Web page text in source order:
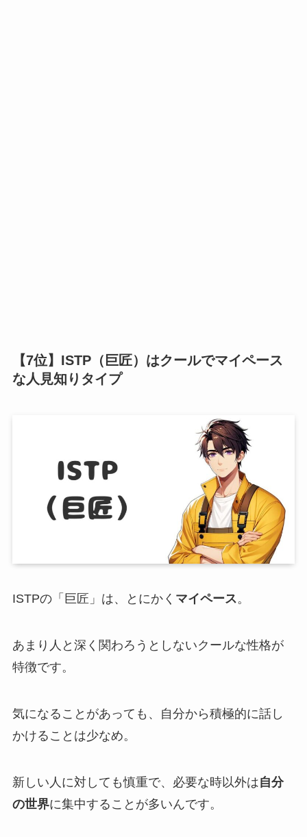
【7位】ISTP（巨匠）はクールでマイペース
な人見知りタイプ
ISTPの「巨匠」は、とにかく マイペース。
あまり人と深く関わろうとしないクールな性格が
特徴です。
気になることがあっても、自分から積極的に話し
かけることは少なめ。
新しい人に対しても慎重で、必要な時以外は自分
の世界に集中することが多いんです。